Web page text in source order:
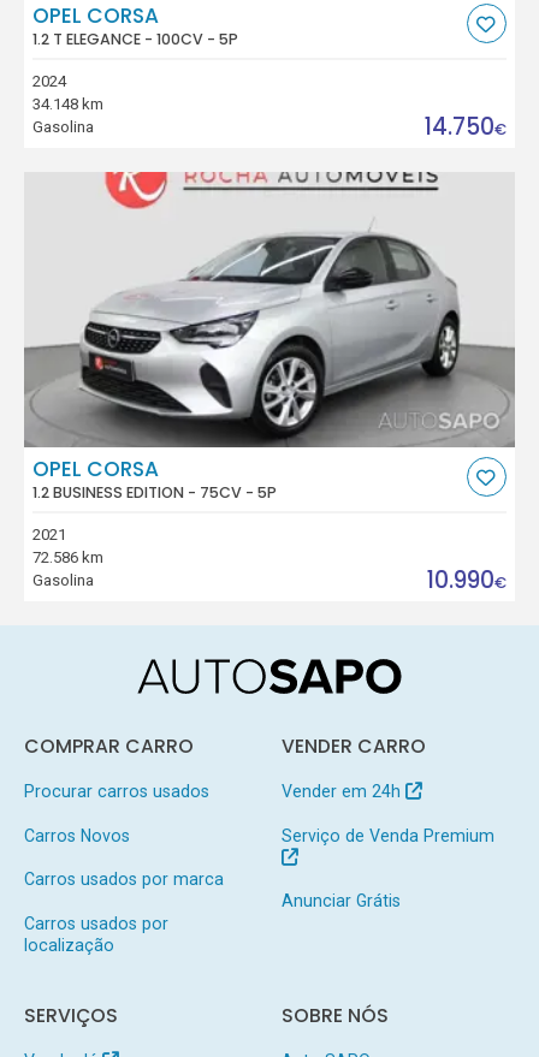
OPEL CORSA
1.2 T ELEGANCE - 100CV - 5P
2024
34.148 km
Gasolina
14.750€
OPEL CORSA
1.2 BUSINESS EDITION - 75CV - 5P
2021
72.586 km
Gasolina
10.990€
COMPRAR CARRO
Procurar carros usados
Carros Novos
Carros usados por marca
Carros usados por
localização
VENDER CARRO
Vender em 24h
Serviço de Venda Premium
Anunciar Grátis
SERVIÇOS SOBRE NÓS